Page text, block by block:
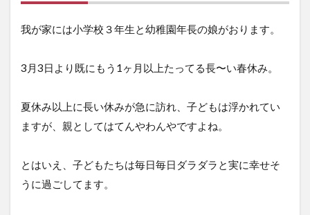
の反
は？
子ど
いな
がら
在宅
ク。
一日
のな
我が家には小学校３年生と幼稚園年長の娘がおります。
3月3日より既にもう1ヶ月以上たってる長〜い春休み。
夏休み以上に長い休みが急に訪れ、子どもは浮かれてい
ますが、親としてはてんやわんやですよね。
とはいえ、子どもたちは毎日毎日ダラダラと実に幸せそ
うに過ごしてます。